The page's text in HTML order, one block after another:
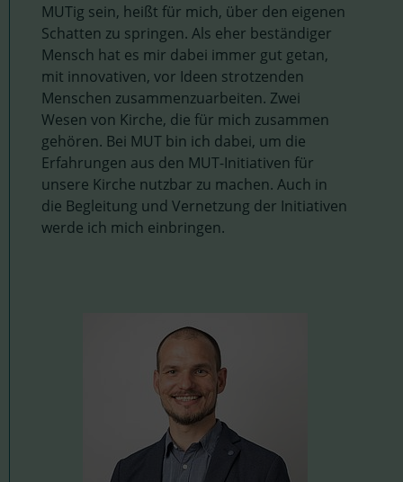
MUTig sein, heißt für mich, über den eigenen
Schatten zu springen. Als eher beständiger
Mensch hat es mir dabei immer gut getan,
mit innovativen, vor Ideen strotzenden
Menschen zusammenzuarbeiten. Zwei
Wesen von Kirche, die für mich zusammen
gehören. Bei MUT bin ich dabei, um die
Erfahrungen aus den MUT-Initiativen für
unsere Kirche nutzbar zu machen. Auch in
die Begleitung und Vernetzung der Initiativen
werde ich mich einbringen.